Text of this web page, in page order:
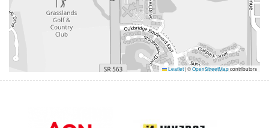
Leaflet|©OpenStreetMapcontributors